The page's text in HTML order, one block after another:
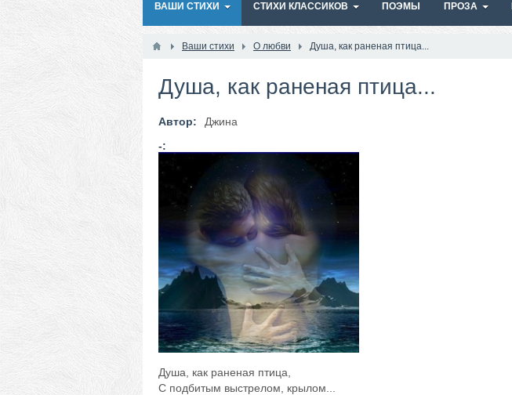
ВАШИ СТИХИ СТИХИ КЛАССИКОВ ПОЭМЫ ПРОЗА
Ваши стихи О любви Душа, как раненая птица...
Душа, как раненая птица...
Автор:
Джина
-:
Душа, как раненая птица,
С подбитым выстрелом, крылом...